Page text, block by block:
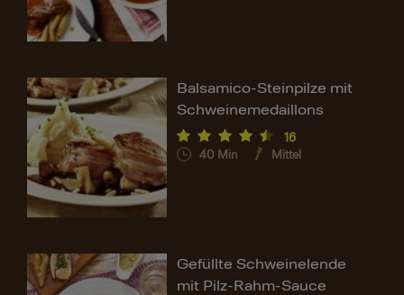
Balsamico-Steinpilze mit
Schweinemedaillons
16
40 Min Mittel
Gefüllte Schweinelende
mit Pilz-Rahm-Sauce